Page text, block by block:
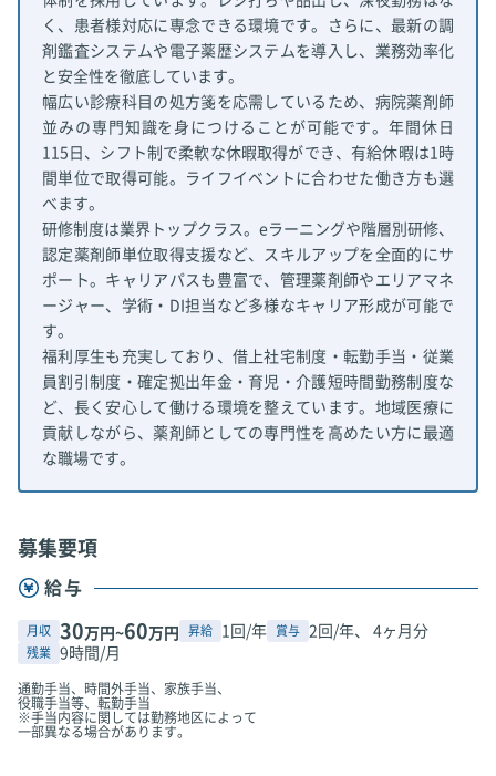
く、患者様対応に専念できる環境です。さらに、最新の調
剤鑑査システムや電子薬歴システムを導入し、業務効率化
と安全性を徹底しています。
幅広い診療科目の処方箋を応需しているため、病院薬剤師
並みの専門知識を身につけることが可能です。年間休日
115日、シフト制で柔軟な休暇取得ができ、有給休暇は1時
間単位で取得可能。ライフイベントに合わせた働き方も選
べます。
研修制度は業界トップクラス。eラーニングや階層別研修、
認定薬剤師単位取得支援など、スキルアップを全面的にサ
ポート。キャリアパスも豊富で、管理薬剤師やエリアマネ
ージャー、学術・DI担当など多様なキャリア形成が可能で
す。
福利厚生も充実しており、借上社宅制度・転勤手当・従業
員割引制度・確定拠出年金・育児・介護短時間勤務制度な
ど、長く安心して働ける環境を整えています。地域医療に
貢献しながら、薬剤師としての専門性を高めたい方に最適
な職場です。
募集要項
給与
月収 30万円~60万円 昇給 1回/年 賞与 2回/年、 4ヶ月分
残業 9時間/月
通勤手当、時間外手当、家族手当、
役職手当等、転勤手当
※手当内容に関しては勤務地区によって
一部異なる場合があります。